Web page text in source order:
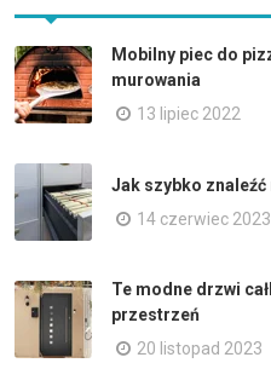
Mobilny piec do
murowania
13 lipiec 2022
Jak szybko
14 czerwiec 2023
Te modne drzwi
przestrzeń
20 listopad 2023